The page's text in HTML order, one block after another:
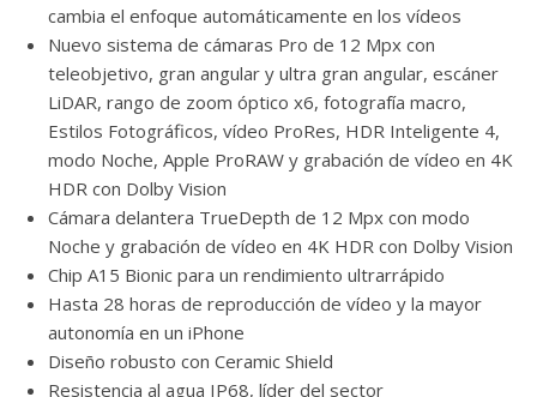
cambia el enfoque automáticamente en los vídeos
Nuevo sistema de cámaras Pro de 12 Mpx con
teleobjetivo, gran angular y ultra gran angular, escáner
LiDAR, rango de zoom óptico x6, fotografía macro,
Estilos Fotográficos, vídeo ProRes, HDR Inteligente 4,
modo Noche, Apple ProRAW y grabación de vídeo en 4K
HDR con Dolby Vision
Cámara delantera TrueDepth de 12 Mpx con modo
Noche y grabación de vídeo en 4K HDR con Dolby Vision
Chip A15 Bionic para un rendimiento ultrarrápido
Hasta 28 horas de reproducción de vídeo y la mayor
autonomía en un iPhone
Diseño robusto con Ceramic Shield
Resistencia al agua IP68, líder del sector